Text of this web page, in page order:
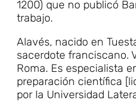
1200) que no publicó
trabajo.
Alavés, nacido en
sacerdote franciscano.
Roma. Es especialista
preparación científica
por la Universidad